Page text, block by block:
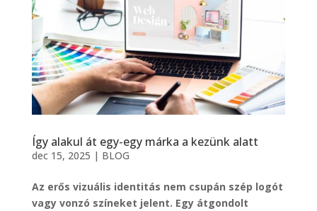
Így alakul át egy-egy márka a kezünk alatt
dec 15, 2025 | BLOG
Az erős vizuális identitás nem csupán szép logót
vagy vonzó színeket jelent. Egy átgondolt